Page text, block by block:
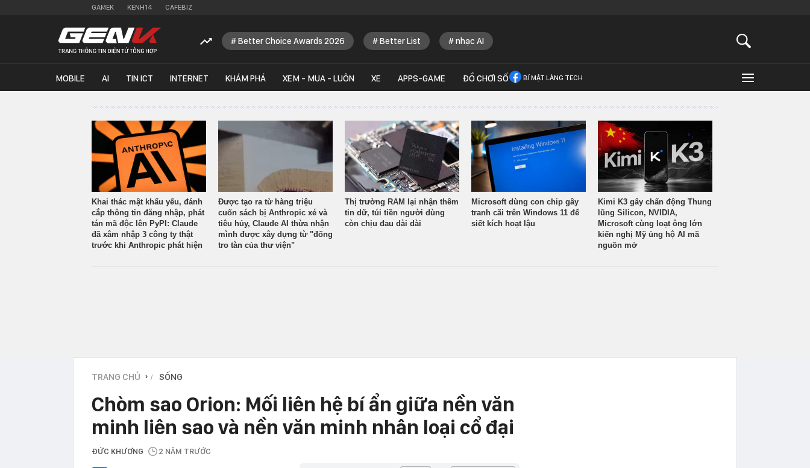
GAMEK KENH14 CAFEBIZ
Better Choice Awards 2026 Better List nhạc AI
MOBILE AI TIN ICT INTERNET KHÁM PHÁ XEM - MUA - LUÔN XE APPS-GAME ĐỒ CHƠI SỐ BÍ MẬT LÀNG TECH
Khai thác mật khẩu yếu, đánh
cắp thông tin đăng nhập, phát
tán mã độc lên PyPI: Claude
đã xâm nhập 3 công ty thật
trước khi Anthropic phát hiện
Được tạo ra từ hàng triệu
cuốn sách bị Anthropic xé và
tiêu hủy, Claude AI thừa nhận
mình được xây dựng từ "đống
tro tàn của thư viện"
Thị trường RAM lại nhận thêm
tin dữ, túi tiền người dùng
còn chịu đau dài dài
Microsoft dùng con chip gây
tranh cãi trên Windows 11 để
siết kích hoạt lậu
Kimi K3 gây chấn động Thung
lũng Silicon, NVIDIA,
Microsoft cùng loạt ông lớn
kiến nghị Mỹ ủng hộ AI mã
nguồn mở
TRANG CHỦ › SỐNG
Chòm sao Orion: Mối liên hệ bí ẩn giữa nền văn
minh liên sao và nền văn minh nhân loại cổ đại
ĐỨC KHƯƠNG 2 NĂM TRƯỚC